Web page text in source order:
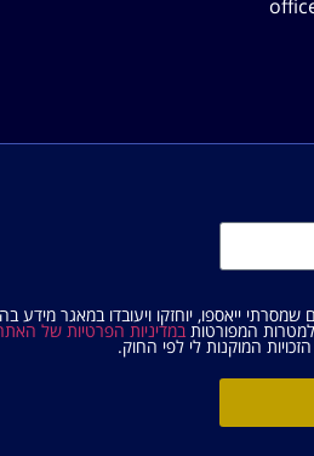
שמסרתי ייאספו, יוחזקו ויעובדו במאגר
במדיניות הפרטיות של
המוקנות לי לפי החוק.